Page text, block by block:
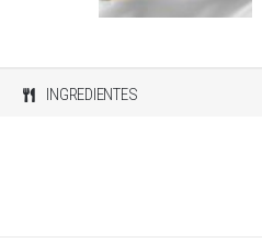
INGREDIENTES